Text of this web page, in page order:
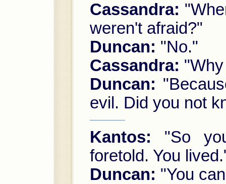
Cassandra:
weren't afraid?"
Duncan: "No."
Cassandra:
Duncan:
evil. Did you not
Kantos: "So
foretold. You
Duncan: "You